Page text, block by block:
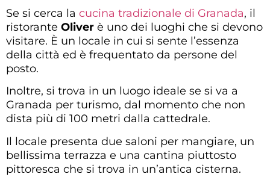
Se si cerca la cucina tradizionale di Granada, il
ristorante Oliver è uno dei luoghi che si devono
visitare. È un locale in cui si sente l’essenza
della città ed è frequentato da persone del
posto.
Inoltre, si trova in un luogo ideale se si va a
Granada per turismo, dal momento che non
dista più di 100 metri dalla cattedrale.
Il locale presenta due saloni per mangiare, un
bellissima terrazza e una cantina piuttosto
pittoresca che si trova in un’antica cisterna.